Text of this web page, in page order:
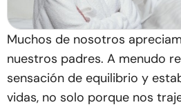
Muchos de nosotros
nuestros padres. A menudo
sensación de equilibrio y
vidas, no solo porque nos